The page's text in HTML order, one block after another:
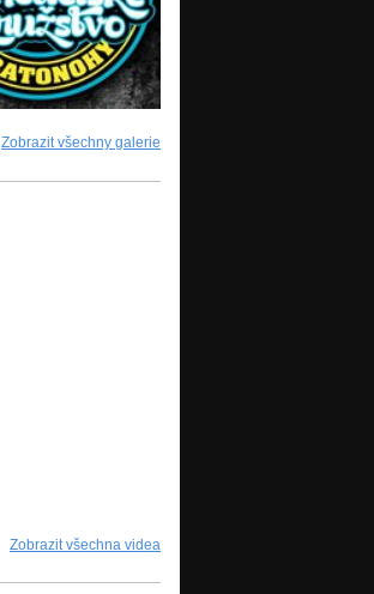
Zobrazit všechny galerie
Zobrazit všechna videa